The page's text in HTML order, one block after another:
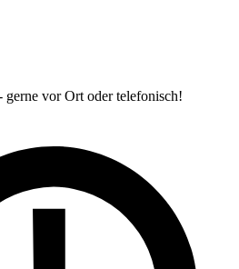
vor Ort oder telefonisch!